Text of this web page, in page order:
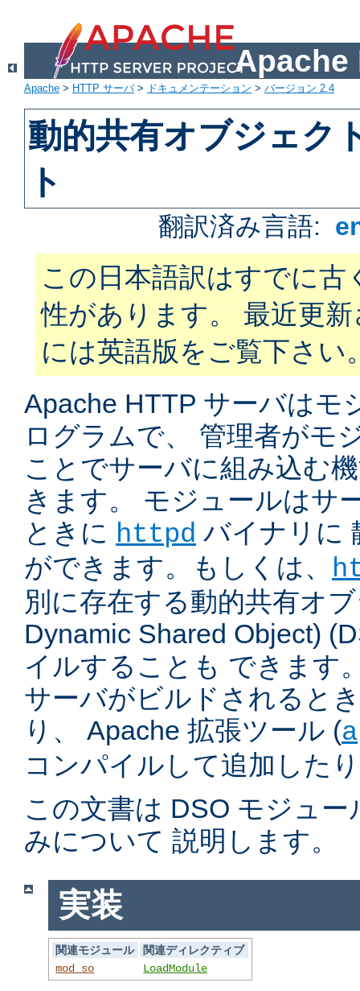
Apache
Apache > HTTP サーバ> ドキュメンテーション > バージョン 2.4
動的共有オブジェク
ト
翻訳済み言語:
この日本語訳はすでに古
性があります。 最近更
には英語版をご覧下さい
Apache HTTP サーバはモ
ログラムで、 管理者がモ
ことでサーバに組み込む
きます。 モジュールはサ
ときに httpd バイナリに
ができます。もしくは、
別に存在する動的共有オ
Dynamic Shared Object)
イルすることも できます
サーバがビルドされると
り、 Apache 拡張ツール (
コンパイルして追加した
この文書は DSO モジュ
みについて 説明します。
実装
関連モジュール
関連ディレクティブ
mod_so
LoadModule